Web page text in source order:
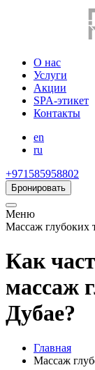
О нас
Услуги
Акции
SPA-этикет
Контакты
en
ru
+971585958802
Бронировать
Меню
Массаж глубоких
Как
массаж
Дубае?
Главная
Массаж